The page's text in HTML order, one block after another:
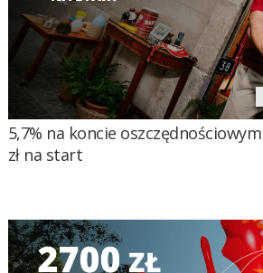
5,7% na koncie
zł na start